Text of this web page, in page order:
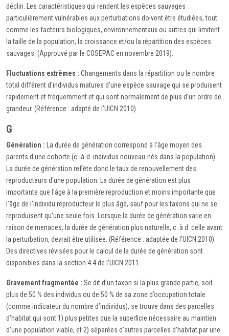
déclin. Les caractéristiques qui rendent les espèces sauvages
particulièrement vulnérables aux perturbations doivent être étudiées, tout
comme les facteurs biologiques, environnementaux ou autres qui limitent
la taille de la population, la croissance et/ou la répartition des espèces
sauvages. (Approuvé par le COSEPAC en novembre 2019).
Fluctuations extrêmes : Changements dans la répartition ou le nombre
total différent d'individus matures d'une espèce sauvage qui se produisent
rapidement et fréquemment et qui sont normalement de plus d'un ordre de
grandeur. (Référence : adapté de l'UICN 2010)
G
Génération : La durée de génération correspond à l'âge moyen des
parents d'une cohorte (c.-à-d. individus nouveau-nés dans la population).
La durée de génération reflète donc le taux de renouvellement des
reproducteurs d'une population. La durée de génération est plus
importante que l'âge à la première reproduction et moins importante que
l'âge de l'individu reproducteur le plus âgé, sauf pour les taxons qui ne se
reproduisent qu'une seule fois. Lorsque la durée de génération varie en
raison de menaces, la durée de génération plus naturelle, c. à d. celle avant
la perturbation, devrait être utilisée. (Référence : adaptée de l'UICN 2010)
Des directives révisées pour le calcul de la durée de génération sont
disponibles dans la section 4.4 de l'UICN 2011.
Gravement fragmentée : Se dit d’un taxon si la plus grande partie, soit
plus de 50 % des individus ou de 50 % de sa zone d’occupation totale
(comme indicateur du nombre d’individus), se trouve dans des parcelles
d’habitat qui sont 1) plus petites que la superficie nécessaire au maintien
d’une population viable, et 2) séparées d’autres parcelles d’habitat par une